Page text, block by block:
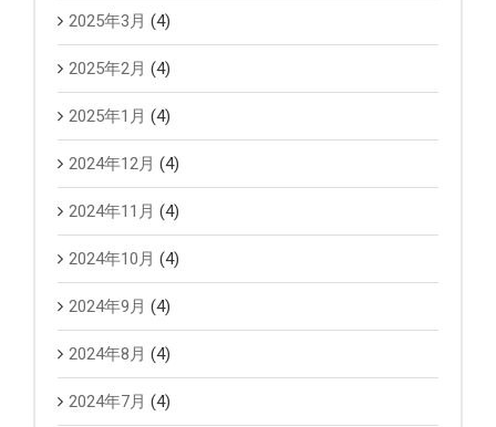
2025年3月 (4)
2025年2月 (4)
2025年1月 (4)
2024年12月 (4)
2024年11月 (4)
2024年10月 (4)
2024年9月 (4)
2024年8月 (4)
2024年7月 (4)